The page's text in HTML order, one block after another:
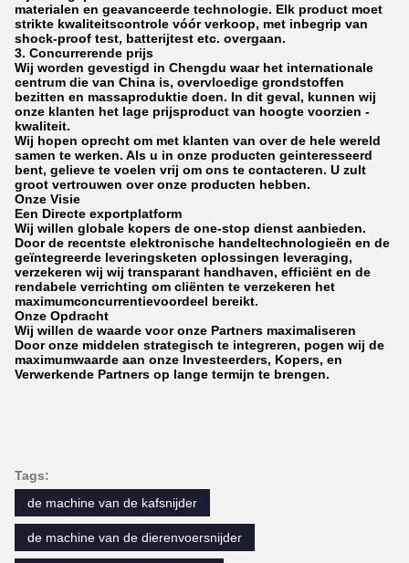
materialen en geavanceerde technologie. Elk product moet
strikte kwaliteitscontrole vóór verkoop, met inbegrip van
shock-proof test, batterijtest etc. overgaan.
3. Concurrerende prijs
Wij worden gevestigd in Chengdu waar het internationale
centrum die van China is, overvloedige grondstoffen
bezitten en massaproduktie doen. In dit geval, kunnen wij
onze klanten het lage prijsproduct van hoogte voorzien -
kwaliteit.
Wij hopen oprecht om met klanten van over de hele wereld
samen te werken. Als u in onze producten geinteresseerd
bent, gelieve te voelen vrij om ons te contacteren. U zult
groot vertrouwen over onze producten hebben.
Onze Visie
Een Directe exportplatform
Wij willen globale kopers de one-stop dienst aanbieden.
Door de recentste elektronische handeltechnologieën en de
geïntegreerde leveringsketen oplossingen leveraging,
verzekeren wij wij transparant handhaven, efficiënt en de
rendabele verrichting om cliënten te verzekeren het
maximumconcurrentievoordeel bereikt.
Onze Opdracht
Wij willen de waarde voor onze Partners maximaliseren
Door onze middelen strategisch te integreren, pogen wij de
maximumwaarde aan onze Investeerders, Kopers, en
Verwerkende Partners op lange termijn te brengen.
Tags:
de machine van de kafsnijder
de machine van de dierenvoersnijder